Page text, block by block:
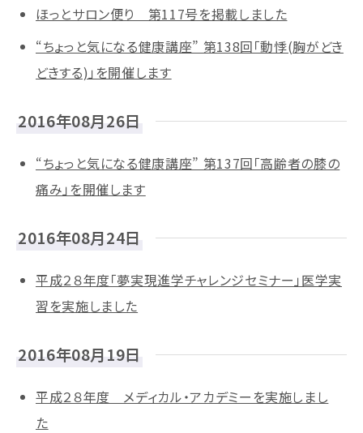
ほっとサロン便り 第117号を掲載しました
“ちょっと気になる健康講座” 第138回「動悸(胸がどき
どきする)」を開催します
2016年08月26日
“ちょっと気になる健康講座” 第137回「高齢者の膝の
痛み」を開催します
2016年08月24日
平成２８年度「夢実現進学チャレンジセミナー」医学実
習を実施しました
2016年08月19日
平成２８年度 メディカル・アカデミーを実施しまし
た